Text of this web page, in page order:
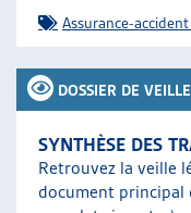
Assurance-accident
DOSSIER DE VEILLE
SYNTHÈSE DES
Retrouvez la veille
document principal